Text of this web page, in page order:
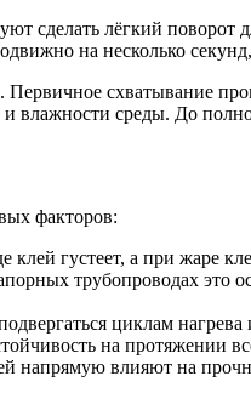
сделать лёгкий
на несколько
схватывание
влажности среды. До
факторов:
густеет, а при жаре
трубопроводах это
циклам
на протяжении
напрямую влияют на